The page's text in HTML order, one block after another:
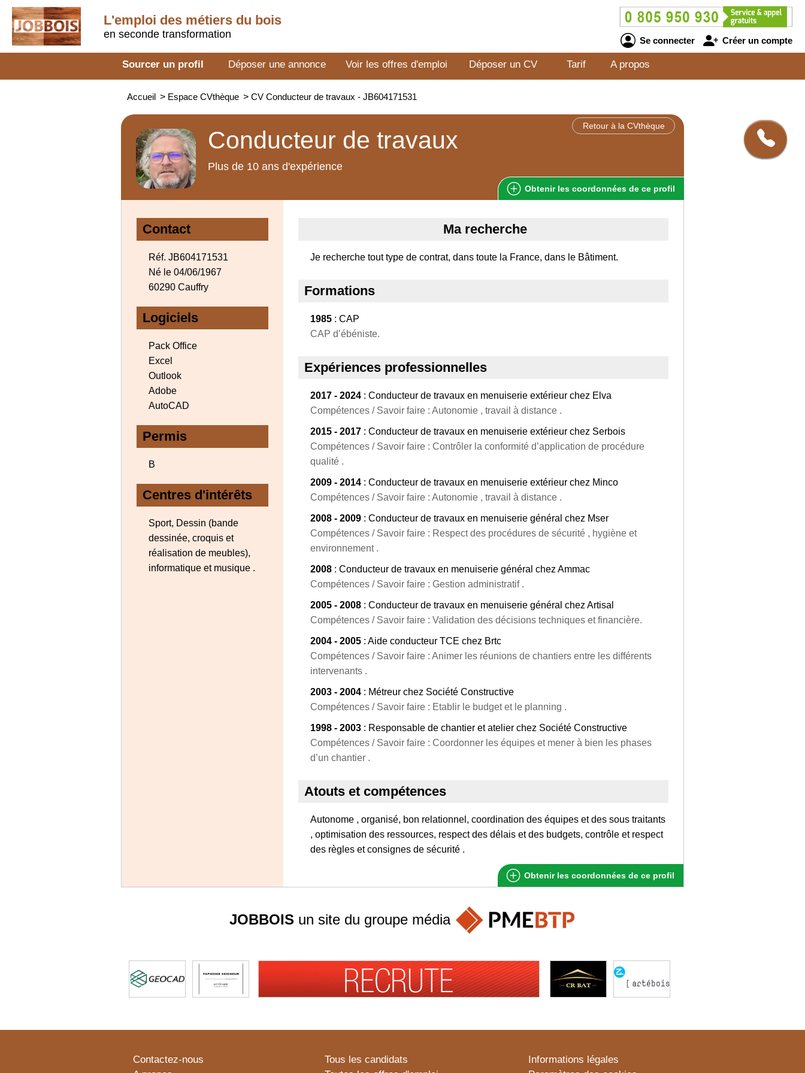
L'emploi des métiers du bois
en seconde transformation
Se connecter Créer un compte
Sourcer un profil Déposer une annonce Voir les offres d'emploi Déposer un CV Tarif A propos
Accueil > Espace CVthèque > CV Conducteur de travaux - JB604171531
Retour à la CVthèque
Conducteur de travaux
Plus de 10 ans d'expérience
Obtenir les coordonnées de ce profil
Contact
Réf. JB604171531
Né le 04/06/1967
60290 Cauffry
Logiciels
Pack Office
Excel
Outlook
Adobe
AutoCAD
Permis
B
Centres d'intérêts
Sport, Dessin (bande
dessinée, croquis et
réalisation de meubles),
informatique et musique .
Ma recherche
Je recherche tout type de contrat, dans toute la France, dans le Bâtiment.
Formations
1985 : CAP
CAP d’ébéniste.
Expériences professionnelles
2017 - 2024 : Conducteur de travaux en menuiserie extérieur chez Elva
Compétences / Savoir faire : Autonomie , travail à distance .
2015 - 2017 : Conducteur de travaux en menuiserie extérieur chez Serbois
Compétences / Savoir faire : Contrôler la conformité d’application de procédure
qualité .
2009 - 2014 : Conducteur de travaux en menuiserie extérieur chez Minco
Compétences / Savoir faire : Autonomie , travail à distance .
2008 - 2009 : Conducteur de travaux en menuiserie général chez Mser
Compétences / Savoir faire : Respect des procédures de sécurité , hygiène et
environnement .
2008 : Conducteur de travaux en menuiserie général chez Ammac
Compétences / Savoir faire : Gestion administratif .
2005 - 2008 : Conducteur de travaux en menuiserie général chez Artisal
Compétences / Savoir faire : Validation des décisions techniques et financière.
2004 - 2005 : Aide conducteur TCE chez Brtc
Compétences / Savoir faire : Animer les réunions de chantiers entre les différents
intervenants .
2003 - 2004 : Métreur chez Société Constructive
Compétences / Savoir faire : Etablir le budget et le planning .
1998 - 2003 : Responsable de chantier et atelier chez Société Constructive
Compétences / Savoir faire : Coordonner les équipes et mener à bien les phases
d’un chantier .
Atouts et compétences
Autonome , organisé, bon relationnel, coordination des équipes et des sous traitants
, optimisation des ressources, respect des délais et des budgets, contrôle et respect
des règles et consignes de sécurité .
Obtenir les coordonnées de ce profil
JOBBOIS un site du groupe média
Contactez-nous
Tous les candidats
Informations légales